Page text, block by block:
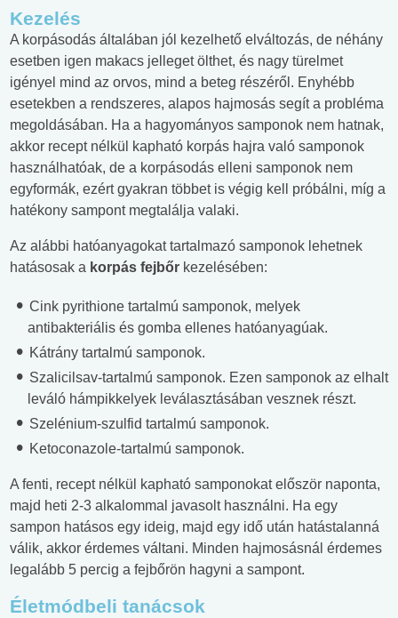
Kezelés
A korpásodás általában jól kezelhető elváltozás, de néhány
esetben igen makacs jelleget ölthet, és nagy türelmet
igényel mind az orvos, mind a beteg részéről. Enyhébb
esetekben a rendszeres, alapos hajmosás segít a probléma
megoldásában. Ha a hagyományos samponok nem hatnak,
akkor recept nélkül kapható korpás hajra való samponok
használhatóak, de a korpásodás elleni samponok nem
egyformák, ezért gyakran többet is végig kell próbálni, míg a
hatékony sampont megtalálja valaki.
Az alábbi hatóanyagokat tartalmazó samponok lehetnek
hatásosak a korpás fejbőr kezelésében:
Cink pyrithione tartalmú samponok, melyek
antibakteriális és gomba ellenes hatóanyagúak.
Kátrány tartalmú samponok.
Szalicilsav-tartalmú samponok. Ezen samponok az elhalt
leváló hámpikkelyek leválasztásában vesznek részt.
Szelénium-szulfid tartalmú samponok.
Ketoconazole-tartalmú samponok.
A fenti, recept nélkül kapható samponokat először naponta,
majd heti 2-3 alkalommal javasolt használni. Ha egy
sampon hatásos egy ideig, majd egy idő után hatástalanná
válik, akkor érdemes váltani. Minden hajmosásnál érdemes
legalább 5 percig a fejbőrön hagyni a sampont.
Életmódbeli tanácsok